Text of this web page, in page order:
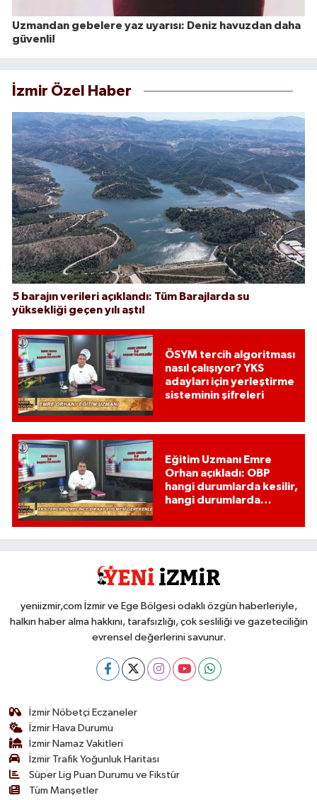
Uzmandan gebelere yaz uyarısı: Deniz havuzdan daha
güvenli!
İzmir Özel Haber
5 barajın verileri açıklandı: Tüm Barajlarda su
yüksekliği geçen yılı aştı!
ÖSYM tercih algoritması
nasıl çalışıyor? YKS
adayları için yerleştirme
sisteminin şifreleri
Eğitim Uzmanı Emre
Orhan açıkladı: OBP
hangi durumlarda kesilir,
hangi durumlarda
yeniizmir,com İzmir ve Ege Bölgesi odaklı özgün haberleriyle,
halkın haber alma hakkını, tarafsızlığı, çok sesliliği ve gazeteciliğin
evrensel değerlerini savunur.
İzmir Nöbetçi Eczaneler
İzmir Hava Durumu
İzmir Namaz Vakitleri
İzmir Trafik Yoğunluk Haritası
Süper Lig Puan Durumu ve Fikstür
Tüm Manşetler